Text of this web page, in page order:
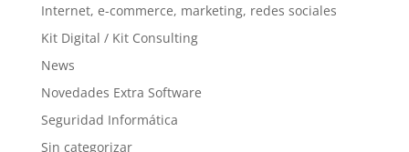
Internet, e-commerce, marketing, redes sociales
Kit Digital / Kit Consulting
News
Novedades Extra Software
Seguridad Informática
Sin categorizar